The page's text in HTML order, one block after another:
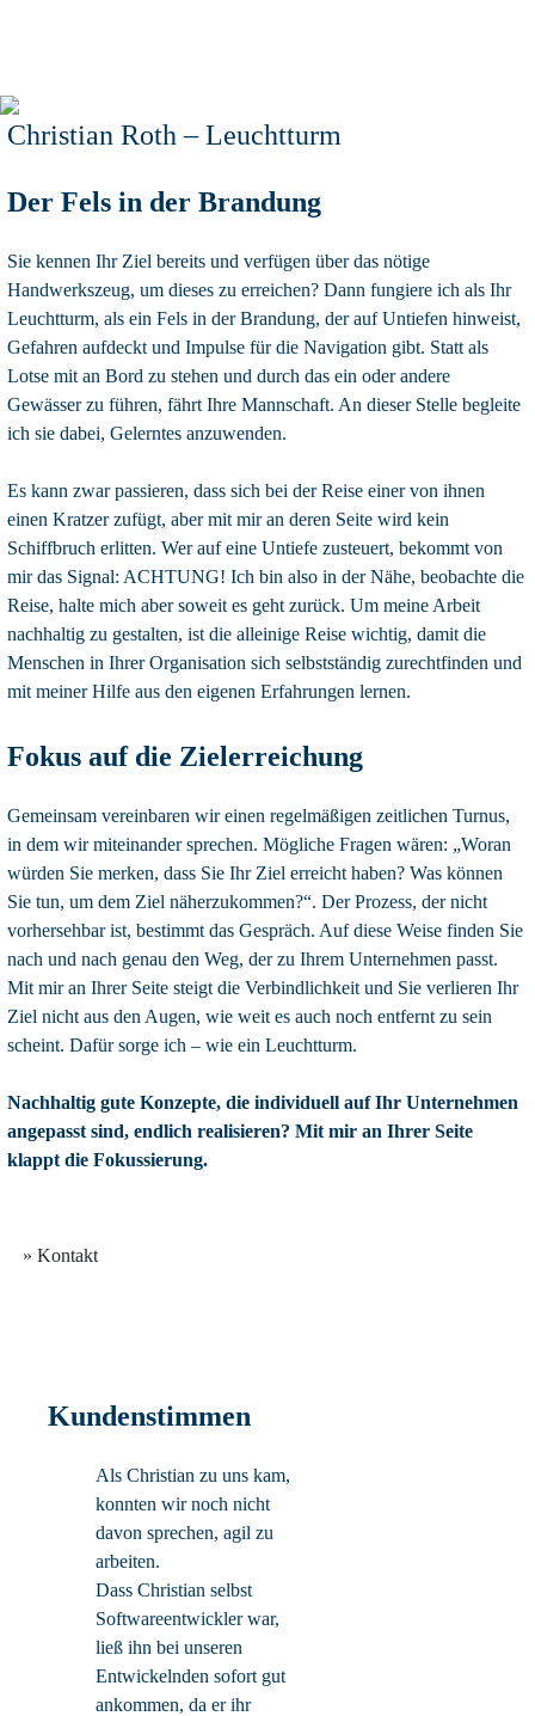
Christian Roth – Leuchtturm
Der Fels in der Brandung
Sie kennen Ihr Ziel bereits und verfügen über das nötige
Handwerkszeug, um dieses zu erreichen? Dann fungiere ich als Ihr
Leuchtturm, als ein Fels in der Brandung, der auf Untiefen hinweist,
Gefahren aufdeckt und Impulse für die Navigation gibt. Statt als
Lotse mit an Bord zu stehen und durch das ein oder andere
Gewässer zu führen, fährt Ihre Mannschaft. An dieser Stelle begleite
ich sie dabei, Gelerntes anzuwenden.
Es kann zwar passieren, dass sich bei der Reise einer von ihnen
einen Kratzer zufügt, aber mit mir an deren Seite wird kein
Schiffbruch erlitten. Wer auf eine Untiefe zusteuert, bekommt von
mir das Signal: ACHTUNG! Ich bin also in der Nähe, beobachte die
Reise, halte mich aber soweit es geht zurück. Um meine Arbeit
nachhaltig zu gestalten, ist die alleinige Reise wichtig, damit die
Menschen in Ihrer Organisation sich selbstständig zurechtfinden und
mit meiner Hilfe aus den eigenen Erfahrungen lernen.
Fokus auf die Zielerreichung
Gemeinsam vereinbaren wir einen regelmäßigen zeitlichen Turnus,
in dem wir miteinander sprechen. Mögliche Fragen wären: „Woran
würden Sie merken, dass Sie Ihr Ziel erreicht haben? Was können
Sie tun, um dem Ziel näherzukommen?“. Der Prozess, der nicht
vorhersehbar ist, bestimmt das Gespräch. Auf diese Weise finden Sie
nach und nach genau den Weg, der zu Ihrem Unternehmen passt.
Mit mir an Ihrer Seite steigt die Verbindlichkeit und Sie verlieren Ihr
Ziel nicht aus den Augen, wie weit es auch noch entfernt zu sein
scheint. Dafür sorge ich – wie ein Leuchtturm.
Nachhaltig gute Konzepte, die individuell auf Ihr Unternehmen
angepasst sind, endlich realisieren? Mit mir an Ihrer Seite
klappt die Fokussierung.
» Kontakt
Kundenstimmen
Als Christian zu uns kam,
konnten wir noch nicht
davon sprechen, agil zu
arbeiten.
Dass Christian selbst
Softwareentwickler war,
ließ ihn bei unseren
Entwickelnden sofort gut
ankommen, da er ihr